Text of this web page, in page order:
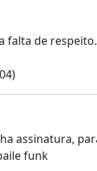
falta de respeito.
assinatura,
funk